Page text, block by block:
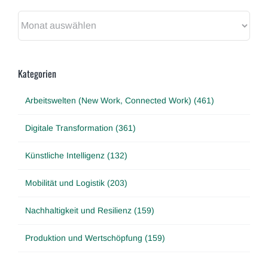
Kategorien
Arbeitswelten (New Work, Connected Work) (461)
Digitale Transformation (361)
Künstliche Intelligenz (132)
Mobilität und Logistik (203)
Nachhaltigkeit und Resilienz (159)
Produktion und Wertschöpfung (159)